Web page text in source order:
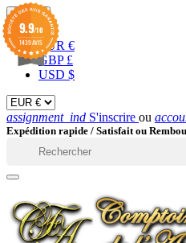
EUR 
EUR €
GBP £
USD $
assignment_ind S'inscrire ou
Expédition rapide / Satisfait ou
9.9/10
1439 AVIS